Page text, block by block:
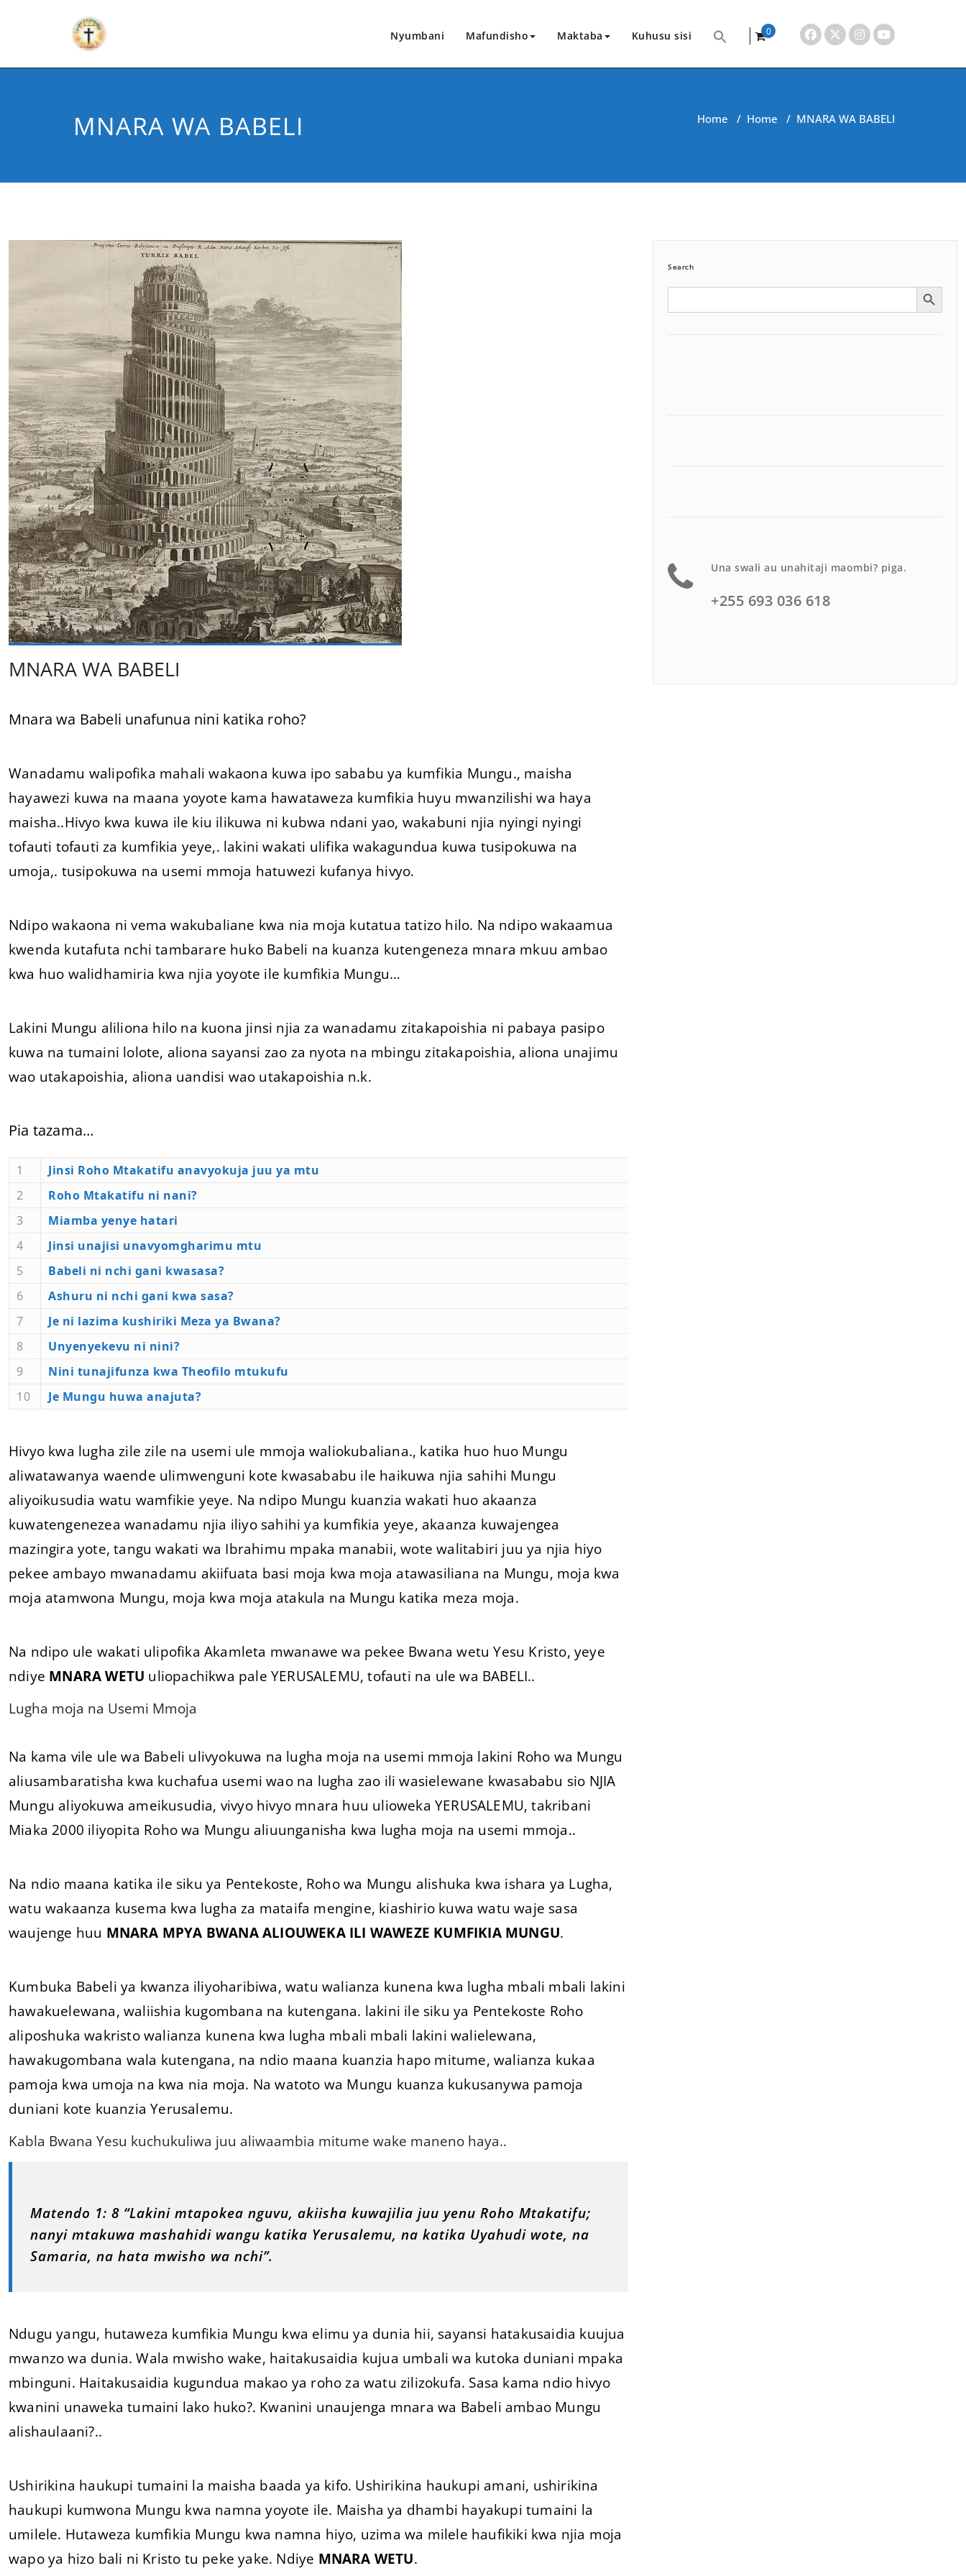
Nyumbani Mafundisho Maktaba Kuhusu sisi
0
MNARA WA BABELI Home / Home / MNARA WA BABELI
MNARA WA BABELI
Mnara wa Babeli unafunua nini katika roho?
Wanadamu walipofika mahali wakaona kuwa ipo sababu ya kumfikia Mungu., maisha
hayawezi kuwa na maana yoyote kama hawataweza kumfikia huyu mwanzilishi wa haya
maisha..Hivyo kwa kuwa ile kiu ilikuwa ni kubwa ndani yao, wakabuni njia nyingi nyingi
tofauti tofauti za kumfikia yeye,. lakini wakati ulifika wakagundua kuwa tusipokuwa na
umoja,. tusipokuwa na usemi mmoja hatuwezi kufanya hivyo.
Ndipo wakaona ni vema wakubaliane kwa nia moja kutatua tatizo hilo. Na ndipo wakaamua
kwenda kutafuta nchi tambarare huko Babeli na kuanza kutengeneza mnara mkuu ambao
kwa huo walidhamiria kwa njia yoyote ile kumfikia Mungu…
Lakini Mungu aliliona hilo na kuona jinsi njia za wanadamu zitakapoishia ni pabaya pasipo
kuwa na tumaini lolote, aliona sayansi zao za nyota na mbingu zitakapoishia, aliona unajimu
wao utakapoishia, aliona uandisi wao utakapoishia n.k.
Pia tazama…
1
Jinsi Roho Mtakatifu anavyokuja juu ya mtu
2
Roho Mtakatifu ni nani?
3
Miamba yenye hatari
4
Jinsi unajisi unavyomgharimu mtu
5
Babeli ni nchi gani kwasasa?
6
Ashuru ni nchi gani kwa sasa?
7
Je ni lazima kushiriki Meza ya Bwana?
8
Unyenyekevu ni nini?
9
Nini tunajifunza kwa Theofilo mtukufu
10
Je Mungu huwa anajuta?
Hivyo kwa lugha zile zile na usemi ule mmoja waliokubaliana., katika huo huo Mungu
aliwatawanya waende ulimwenguni kote kwasababu ile haikuwa njia sahihi Mungu
aliyoikusudia watu wamfikie yeye. Na ndipo Mungu kuanzia wakati huo akaanza
kuwatengenezea wanadamu njia iliyo sahihi ya kumfikia yeye, akaanza kuwajengea
mazingira yote, tangu wakati wa Ibrahimu mpaka manabii, wote walitabiri juu ya njia hiyo
pekee ambayo mwanadamu akiifuata basi moja kwa moja atawasiliana na Mungu, moja kwa
moja atamwona Mungu, moja kwa moja atakula na Mungu katika meza moja.
Na ndipo ule wakati ulipofika Akamleta mwanawe wa pekee Bwana wetu Yesu Kristo, yeye
ndiye MNARA WETU uliopachikwa pale YERUSALEMU, tofauti na ule wa BABELI..
Lugha moja na Usemi Mmoja
Na kama vile ule wa Babeli ulivyokuwa na lugha moja na usemi mmoja lakini Roho wa Mungu
aliusambaratisha kwa kuchafua usemi wao na lugha zao ili wasielewane kwasababu sio NJIA
Mungu aliyokuwa ameikusudia, vivyo hivyo mnara huu ulioweka YERUSALEMU, takribani
Miaka 2000 iliyopita Roho wa Mungu aliuunganisha kwa lugha moja na usemi mmoja..
Na ndio maana katika ile siku ya Pentekoste, Roho wa Mungu alishuka kwa ishara ya Lugha,
watu wakaanza kusema kwa lugha za mataifa mengine, kiashirio kuwa watu waje sasa
waujenge huu MNARA MPYA BWANA ALIOUWEKA ILI WAWEZE KUMFIKIA MUNGU.
Kumbuka Babeli ya kwanza iliyoharibiwa, watu walianza kunena kwa lugha mbali mbali lakini
hawakuelewana, waliishia kugombana na kutengana. lakini ile siku ya Pentekoste Roho
aliposhuka wakristo walianza kunena kwa lugha mbali mbali lakini walielewana,
hawakugombana wala kutengana, na ndio maana kuanzia hapo mitume, walianza kukaa
pamoja kwa umoja na kwa nia moja. Na watoto wa Mungu kuanza kukusanywa pamoja
duniani kote kuanzia Yerusalemu.
Kabla Bwana Yesu kuchukuliwa juu aliwaambia mitume wake maneno haya..
Matendo 1: 8 “Lakini mtapokea nguvu, akiisha kuwajilia juu yenu Roho Mtakatifu;
nanyi mtakuwa mashahidi wangu katika Yerusalemu, na katika Uyahudi wote, na
Samaria, na hata mwisho wa nchi”.
Ndugu yangu, hutaweza kumfikia Mungu kwa elimu ya dunia hii, sayansi hatakusaidia kuujua
mwanzo wa dunia. Wala mwisho wake, haitakusaidia kujua umbali wa kutoka duniani mpaka
mbinguni. Haitakusaidia kugundua makao ya roho za watu zilizokufa. Sasa kama ndio hivyo
kwanini unaweka tumaini lako huko?. Kwanini unaujenga mnara wa Babeli ambao Mungu
alishaulaani?..
Ushirikina haukupi tumaini la maisha baada ya kifo. Ushirikina haukupi amani, ushirikina
haukupi kumwona Mungu kwa namna yoyote ile. Maisha ya dhambi hayakupi tumaini la
umilele. Hutaweza kumfikia Mungu kwa namna hiyo, uzima wa milele haufikiki kwa njia moja
wapo ya hizo bali ni Kristo tu peke yake. Ndiye MNARA WETU.
Search
Search Search Button
Una swali au unahitaji maombi? piga.
+255 693 036 618